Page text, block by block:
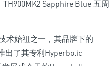
术始祖之一，其品牌下的
出了其专利Hyperbolic